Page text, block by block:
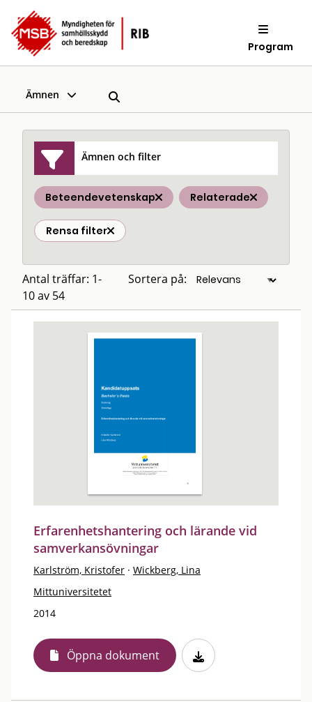
Program
Ämnen
Ämnen och filter
Beteendevetenskap Relaterade
Rensa filter
Antal träffar: 1-
10 av 54
Sortera på:
Erfarenhetshantering och lärande vid
samverkansövningar
Karlström, Kristofer · Wickberg, Lina
Mittuniversitetet
2014
Öppna dokument